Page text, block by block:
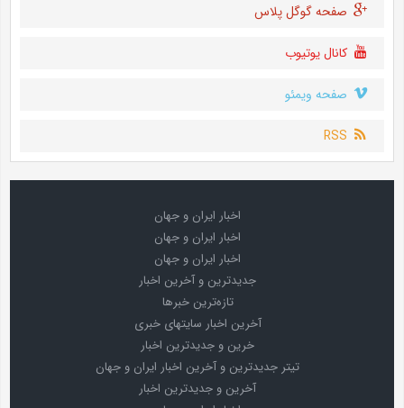
صفحه گوگل پلاس
کانال یوتیوب
صفحه ویمئو
RSS
اخبار ایران و جهان
اخبار ایران و جهان
اخبار ایران و جهان
جدیدترین و آخرین اخبار
تازه‌ترین خبرها
آخرین اخبار سایتهای خبری
خرین و جدیدترین اخبار
تیتر جدیدترین و آخرین اخبار ایران و جهان
آخرین و جدیدترین اخبار